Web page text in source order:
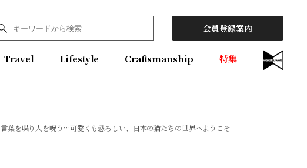
会員登録案内
Travel Lifestyle Craftsmanship 特集
言葉を喋り人を呪う…可愛くも恐ろしい、日本の猫たちの世界へようこそ